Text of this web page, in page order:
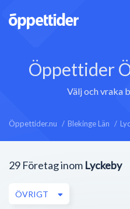
Öppettider
Välj och vraka
Öppettider.nu Blekinge Län
29 Företag inom Lyckeby
ÖVRIGT